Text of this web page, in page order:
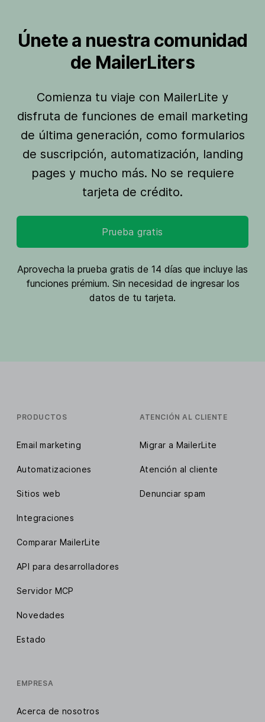
Únete a nuestra comunidad
de MailerLiters
Comienza tu viaje con MailerLite y
disfruta de funciones de email marketing
de última generación, como formularios
de suscripción, automatización, landing
pages y mucho más. No se requiere
tarjeta de crédito.
Prueba gratis
Aprovecha la prueba gratis de 14 días que incluye las
funciones prémium. Sin necesidad de ingresar los
datos de tu tarjeta.
PRODUCTOS
Email marketing
Automatizaciones
Sitios web
Integraciones
Comparar MailerLite
API para desarrolladores
Servidor MCP
Novedades
Estado
ATENCIÓN AL CLIENTE
Migrar a MailerLite
Atención al cliente
Denunciar spam
EMPRESA
Acerca de nosotros